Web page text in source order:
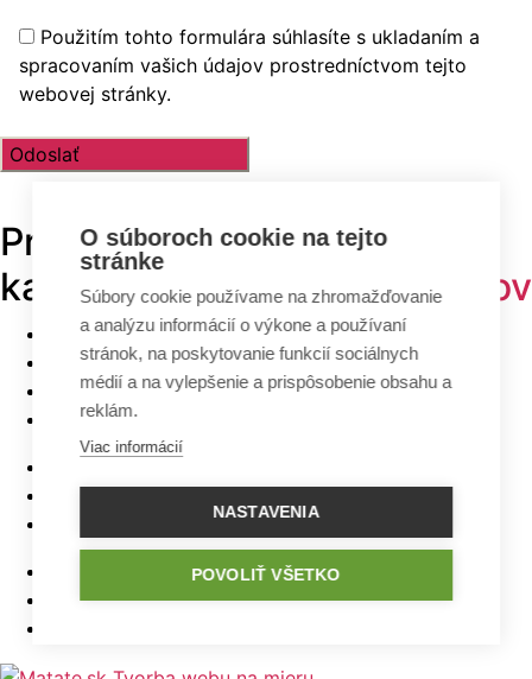
Použitím tohto formulára súhlasíte s ukladaním a
spracovaním vašich údajov prostredníctvom tejto
webovej stránky.
Prehľadávajte vTOP
kategóriách -projekty domov
Bungalovy
Poschodové domy
Malé domy
Domy na úzky pozemok
Bungalovy s rovnou strechou
Bungalovy s garážou
Bungalovy s terasou
O súboroch cookie na tejto
stránke
Súbory cookie používame na zhromažďovanie
a analýzu informácií o výkone a používaní
stránok, na poskytovanie funkcií sociálnych
médií a na vylepšenie a prispôsobenie obsahu a
reklám.
Viac informácií
NASTAVENIA
POVOLIŤ VŠETKO